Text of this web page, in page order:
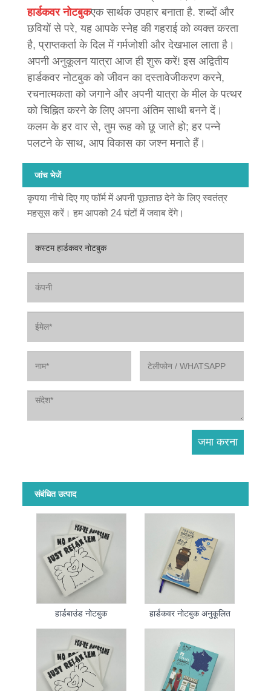
हार्डकवर नोटबुकएक सार्थक उपहार बनाता है. शब्दों और
छवियों से परे, यह आपके स्नेह की गहराई को व्यक्त करता
है, प्राप्तकर्ता के दिल में गर्मजोशी और देखभाल लाता है।
अपनी अनुकूलन यात्रा आज ही शुरू करें! इस अद्वितीय
हार्डकवर नोटबुक को जीवन का दस्तावेजीकरण करने,
रचनात्मकता को जगाने और अपनी यात्रा के मील के पत्थर
को चिह्नित करने के लिए अपना अंतिम साथी बनने दें।
कलम के हर वार से, तुम रूह को छू जाते हो; हर पन्ने
पलटने के साथ, आप विकास का जश्न मनाते हैं।
जांच भेजें
कृपया नीचे दिए गए फॉर्म में अपनी पूछताछ देने के लिए स्वतंत्र
महसूस करें। हम आपको 24 घंटों में जवाब देंगे।
संबंधित उत्पाद
हार्डबाउंड नोटबुक हार्डकवर नोटबुक अनुकूलित